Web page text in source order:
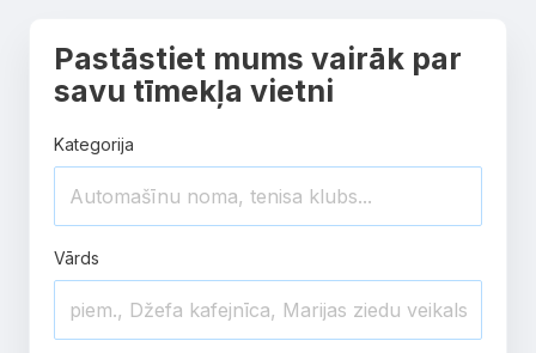
Pastāstiet mums vairāk par
savu tīmekļa vietni
Kategorija
Vārds